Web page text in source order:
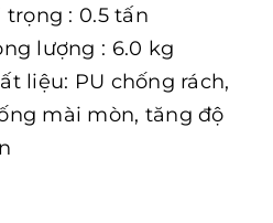
trọng : 0.5 tấn
lượng : 6.0 kg
liệu: PU chống rách,
mài mòn, tăng độ